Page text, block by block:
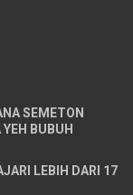
SEMETON
BUBUH
LEBIH DARI 17